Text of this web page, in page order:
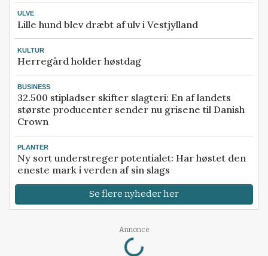
ULVE
Lille hund blev dræbt af ulv i Vestjylland
KULTUR
Herregård holder høstdag
BUSINESS
32.500 stipladser skifter slagteri: En af landets
største producenter sender nu grisene til Danish
Crown
PLANTER
Ny sort understreger potentialet: Har høstet den
eneste mark i verden af sin slags
Se flere nyheder her
Annonce
Loading...